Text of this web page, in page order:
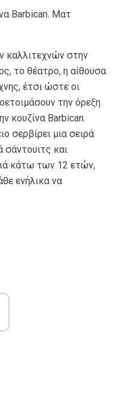
Barbican. Ματ
καλλιτεχνών στην
το θέατρο, η αίθουσα
έτσι ώστε οι
την όρεξη
κουζίνα Barbican.
σερβίρει μια σειρά
και
κάτω των 12 ετών,
ενήλικα να